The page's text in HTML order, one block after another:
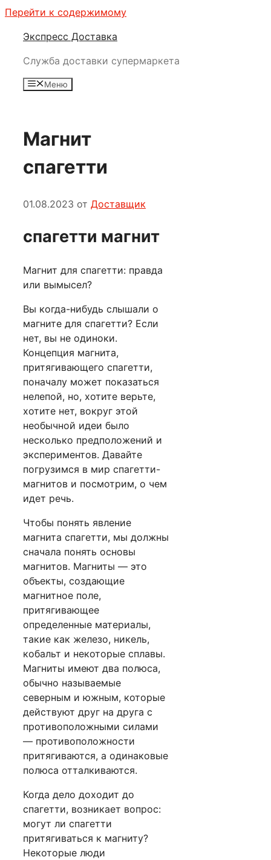
Перейти к содержимому
Экспресс Доставка
Служба доставки супермаркета
Меню
Магнит
спагетти
01.08.2023 от Доставщик
спагетти магнит
Магнит для спагетти: правда
или вымысел?
Вы когда-нибудь слышали о
магните для спагетти? Если
нет, вы не одиноки.
Концепция магнита,
притягивающего спагетти,
поначалу может показаться
нелепой, но, хотите верьте,
хотите нет, вокруг этой
необычной идеи было
несколько предположений и
экспериментов. Давайте
погрузимся в мир спагетти-
магнитов и посмотрим, о чем
идет речь.
Чтобы понять явление
магнита спагетти, мы должны
сначала понять основы
магнитов. Магниты — это
объекты, создающие
магнитное поле,
притягивающее
определенные материалы,
такие как железо, никель,
кобальт и некоторые сплавы.
Магниты имеют два полюса,
обычно называемые
северным и южным, которые
действуют друг на друга с
противоположными силами
— противоположности
притягиваются, а одинаковые
полюса отталкиваются.
Когда дело доходит до
спагетти, возникает вопрос:
могут ли спагетти
притягиваться к магниту?
Некоторые люди